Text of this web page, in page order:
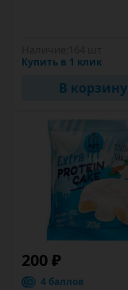
Купить в 1 клик
В корзину
200 ₽
4 баллов